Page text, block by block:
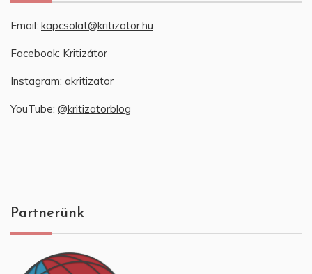
Email: kapcsolat@kritizator.hu
Facebook: Kritizátor
Instagram: akritizator
YouTube: @kritizatorblog
Partnerünk